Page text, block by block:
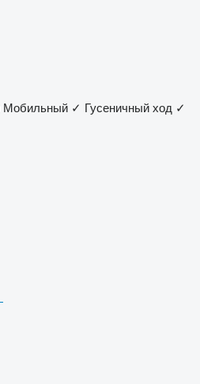
Мобильный ✓ Гусеничный ход ✓